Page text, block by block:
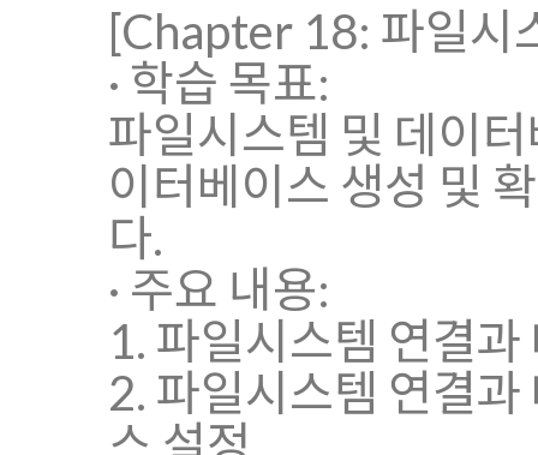
[Chapter 18: 파일시
· 학습 목표:
파일시스템 및 데이
이터베이스 생성 및
다.
· 주요 내용:
1. 파일시스템 연결
2. 파일시스템 연결